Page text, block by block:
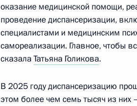
28 апреля, вторник
Заседание Комиссии по делам
оказание медицинской помощи,
проведение диспансеризации,
специалистами и медицинским
самореализации. Главное, чтобы
сказалаТатьяна Голикова.
В 2025 году диспансеризацию
этом более чем семь тысяч из